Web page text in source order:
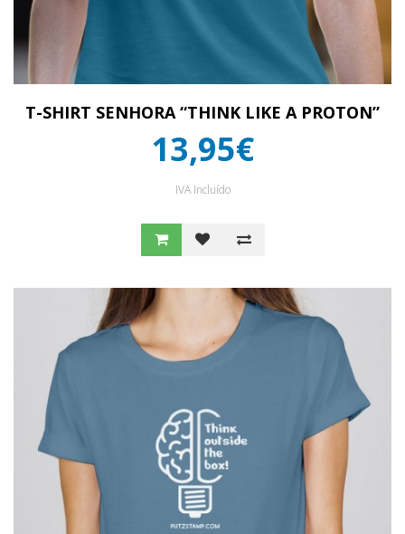
T-SHIRT SENHORA “THINK LIKE A PROTON”
13,95€
IVA Incluído